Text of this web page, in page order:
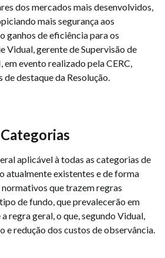
dos mercados mais desenvolvidos,
mais segurança aos
ganhos de eficiência para os
Vidual, gerente de Supervisão de
evento realizado pela CERC,
destaque da Resolução.
aplicável à todas as categorias de
atualmente existentes e de forma
que trazem regras
de fundo, que prevalecerão em
regra geral, o que, segundo Vidual,
e redução dos custos de observância.